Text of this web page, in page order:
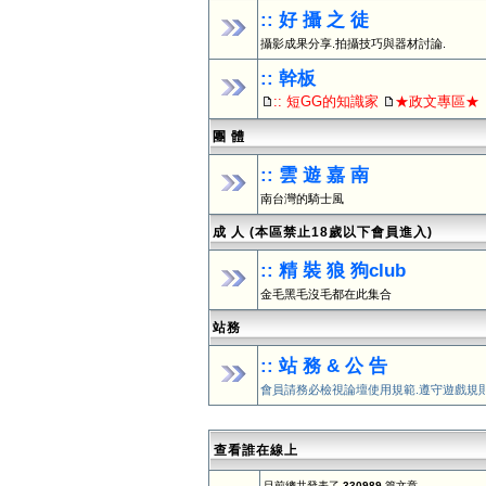
:: 好 攝 之 徒
攝影成果分享.拍攝技巧與器材討論.
:: 幹板
:: 短GG的知識家 ★政文專區★
團 體
:: 雲 遊 嘉 南
南台灣的騎士風
成 人 (本區禁止18歲以下會員進入)
:: 精 裝 狼 狗club
金毛黑毛沒毛都在此集合
站務
:: 站 務 & 公 告
會員請務必檢視論壇使用規範.遵守遊戲規
查看誰在線上